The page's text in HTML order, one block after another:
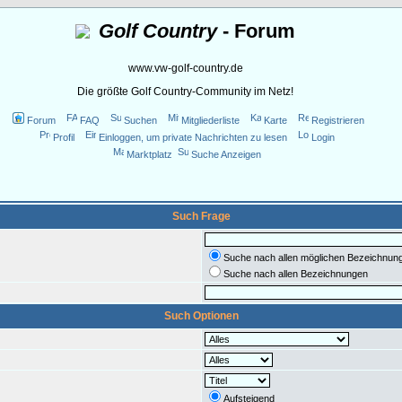
Golf Country- Forum
www.vw-golf-country.de
Die größte Golf Country-Community im Netz!
Forum FAQ Suchen Mitgliederliste Karte
Registrieren
Profil
Einloggen, um private Nachrichten zu lesen
Login
Marktplatz
Suche Anzeigen
Such Frage
Suche nach allen möglichen
Suche nach allen Bezeichnungen
Such Optionen
Aufsteigend